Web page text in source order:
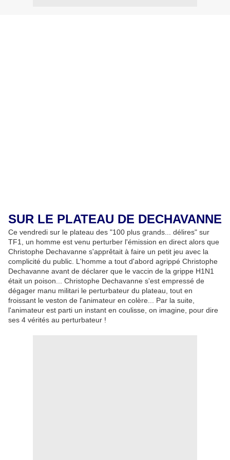
SUR LE PLATEAU DE DECHAVANNE
Ce vendredi sur le plateau des "100 plus grands... délires" sur
TF1, un homme est venu perturber l'émission en direct alors que
Christophe Dechavanne s'apprêtait à faire un petit jeu avec la
complicité du public. L'homme a tout d'abord agrippé Christophe
Dechavanne avant de déclarer que le vaccin de la grippe H1N1
était un poison... Christophe Dechavanne s'est empressé de
dégager manu militari le perturbateur du plateau, tout en
froissant le veston de l'animateur en colère... Par la suite,
l'animateur est parti un instant en coulisse, on imagine, pour dire
ses 4 vérités au perturbateur !